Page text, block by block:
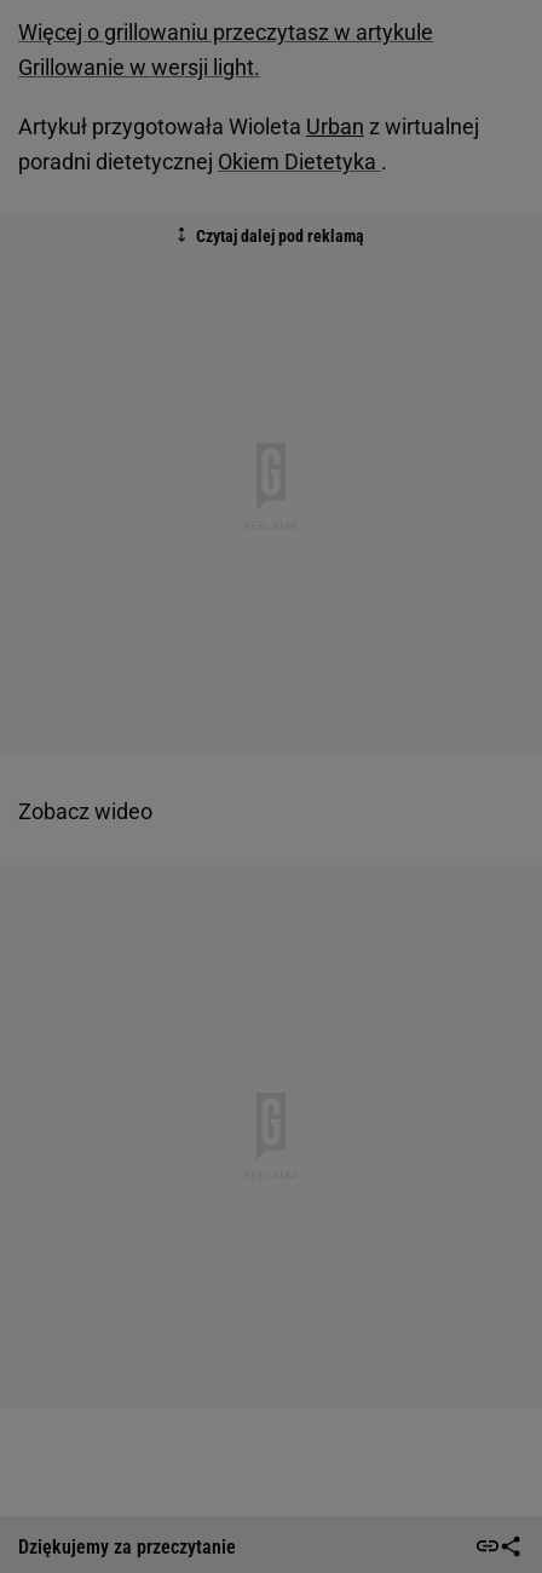
Więcej o grillowaniu przeczytasz w artykule
Grillowanie w wersji light.
Artykuł przygotowała Wioleta Urban z wirtualnej
poradni dietetycznej Okiem Dietetyka .
Zobacz wideo
Dziękujemy za przeczytanie